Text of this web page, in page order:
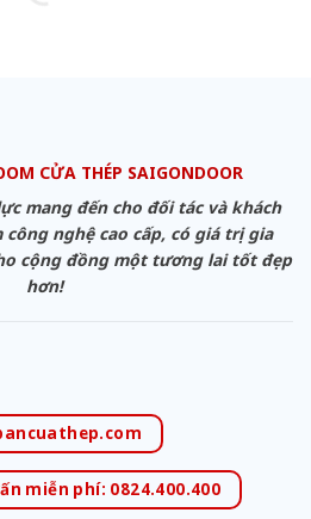
CỬA THÉP SAIGONDOOR
mang đến cho đối tác và khách
nghệ cao cấp, có giá trị gia
cộng đồng một tương lai tốt đẹp
hơn!
miễn phí: 0824.400.400